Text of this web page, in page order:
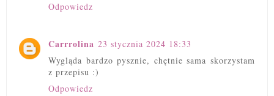
Odpowiedz
Carrrolina 23 stycznia 2024 18:33
Wygląda bardzo pysznie, chętnie sama skorzystam
z przepisu :)
Odpowiedz